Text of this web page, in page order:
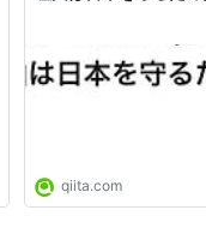
qiita.com